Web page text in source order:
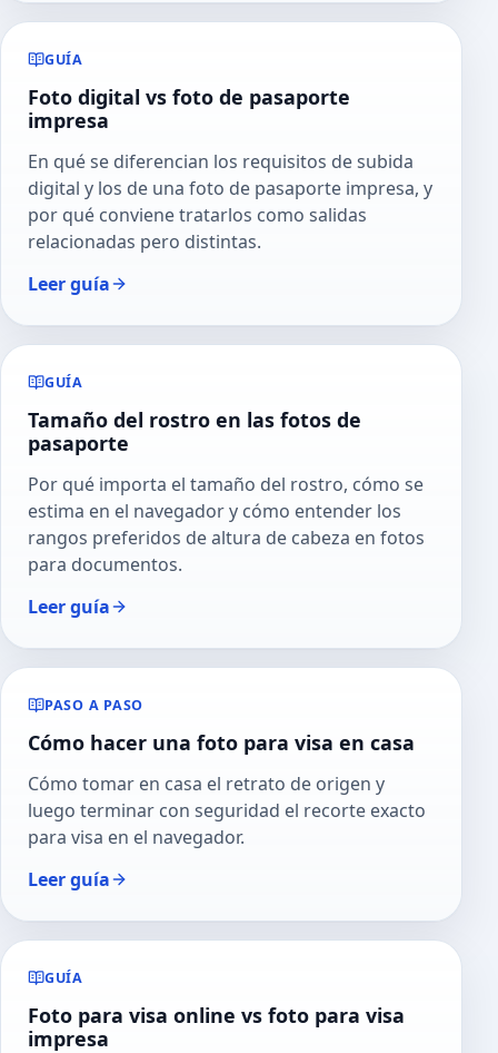
GUÍA
Foto digital vs foto de pasaporte
impresa
En qué se diferencian los requisitos de subida
digital y los de una foto de pasaporte impresa, y
por qué conviene tratarlos como salidas
relacionadas pero distintas.
Leer guía
GUÍA
Tamaño del rostro en las fotos de
pasaporte
Por qué importa el tamaño del rostro, cómo se
estima en el navegador y cómo entender los
rangos preferidos de altura de cabeza en fotos
para documentos.
Leer guía
PASO A PASO
Cómo hacer una foto para visa en casa
Cómo tomar en casa el retrato de origen y
luego terminar con seguridad el recorte exacto
para visa en el navegador.
Leer guía
GUÍA
Foto para visa online vs foto para visa
impresa